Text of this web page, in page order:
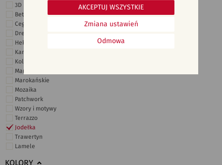
3D i struktury
Beton
Cegiełki
Drewno
Heksagonalne
Kamień
Kolor
Marmur
Marokańskie
Mozaika
Patchwork
Wzory i motywy
Terrazzo
Jodełka
Trawertyn
Lamele
KOLORY
Odmowa
Zmiana ustawień
AKCEPTUJ WSZYSTKIE